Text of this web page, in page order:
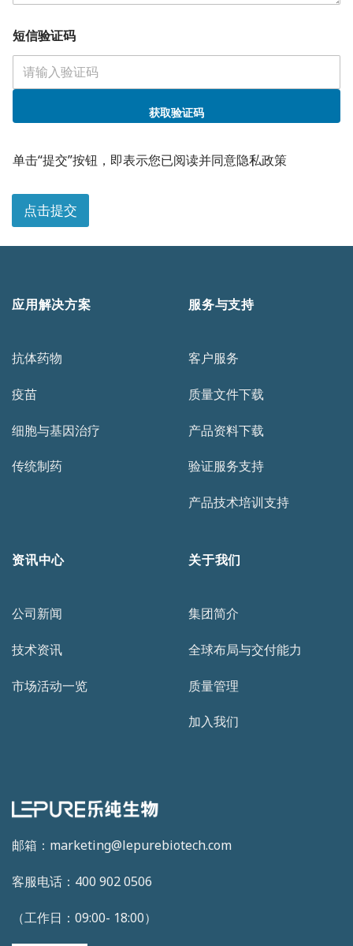
短信验证码
获取验证码
姓
名
您
需
求
单击“提交”按钮，即表示您已阅读并同意隐私政策
点击提交
邮箱：marketing@lepurebiotech.com
客服电话：400 902 0506
（工作日：09:00- 18:00）
应用解决方案
抗体药物
疫苗
细胞与基因治疗
传统制药
服务与支持
客户服务
质量文件下载
产品资料下载
验证服务支持
产品技术培训支持
资讯中心
公司新闻
技术资讯
市场活动一览
关于我们
集团简介
全球布局与交付能力
质量管理
加入我们